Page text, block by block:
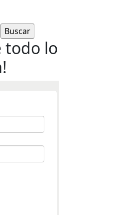
todo lo